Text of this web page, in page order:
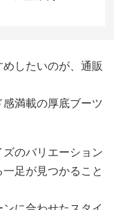
したいのが、通販
満載の厚底ブーツ
のバリエーション
足が見つかること